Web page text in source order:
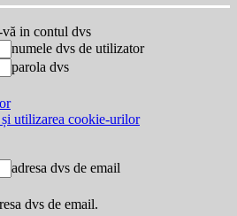
in contul dvs
numele dvs de utilizator
parola dvs
utilizarea cookie-urilor
adresa dvs de email
dvs de email.